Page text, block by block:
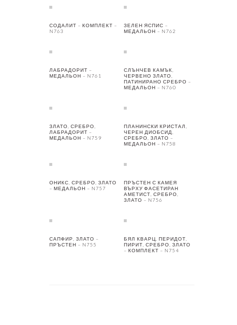
СОДАЛИТ – КОМПЛЕКТ –
N763
ЗЕЛЕН ЯСПИС –
МЕДАЛЬОН – N762
ЛАБРАДОРИТ –
МЕДАЛЬОН – N761
СЛЪНЧЕВ КАМЪК,
ЧЕРВЕНО ЗЛАТО,
ПАТИНИРАНО СРЕБРО –
МЕДАЛЬОН – N760
ЗЛАТО, СРЕБРО,
ЛАБРАДОРИТ –
МЕДАЛЬОН – N759
ПЛАНИНСКИ КРИСТАЛ,
ЧЕРЕН ДИОБСИД,
СРЕБРО, ЗЛАТО –
МЕДАЛЬОН – N758
ОНИКС, СРЕБРО, ЗЛАТО
– МЕДАЛЬОН – N757
ПРЪСТЕН С КАМЕЯ
ВЪРХУ ФАСЕТИРАН
АМЕТИСТ, СРЕБРО,
ЗЛАТО – N756
САПФИР, ЗЛАТО –
ПРЪСТЕН – N755
БЯЛ КВАРЦ, ПЕРИДОТ,
ПИРИТ, СРЕБРО, ЗЛАТО
– КОМПЛЕКТ – N754